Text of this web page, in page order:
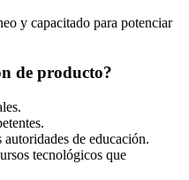
y capacitado para potenciar
de producto?
de educación.
tecnológicos que